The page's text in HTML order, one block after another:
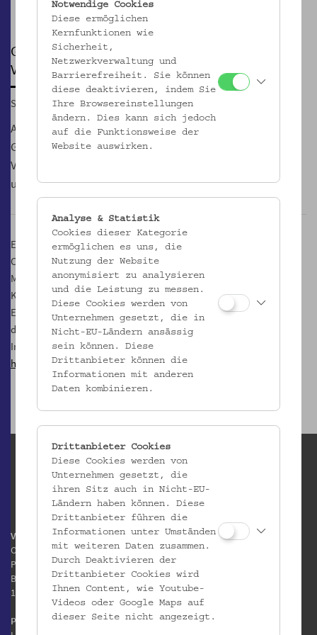
Pause
GUERRILLA BAKERY EROBERT
VOLKSKUNDEMUSEUM
So, 18.05.2014, 15:00
An diesem Sonntag werden die Kuchenpartisaninnen der
Guerrila Bakery den zauberhaften Garten des
Volkskundemuseums mit ihren Köstlichkeiten okkupieren
und eine Genussrevolution stattfinden lassen.
Es gibt feine Cheesecakes, Cupcakes, Cocoloco, Devils, Chocolate
Cupcakes, Rhabarber Basier Cupcakes und und und. Dazu gibt es
Musik jenseits der Konservendose und wer will kann mit unserer
Kulturvermittlung in der Schausammlung des Museums in
Ernährungswelten abtauchen, die noch nichts von all dem Unbill
der hochtechnisierten Nahrungsmittelindustrie wussten.
Informationen
http://guerillabakery.at/
Volkskundemuseum Wien
Otto Wagner Areal
Pavillon 1
Baumgartner Höhe 1
1140 Wien
Postanschrift:
Notwendige Cookies
Diese ermöglichen
Kernfunktionen wie
Sicherheit,
Netzwerkverwaltung und
Barrierefreiheit. Sie können
diese deaktivieren, indem Sie
Ihre Browsereinstellungen
ändern. Dies kann sich jedoch
auf die Funktionsweise der
Website auswirken.
Analyse & Statistik
Cookies dieser Kategorie
ermöglichen es uns, die
Nutzung der Website
anonymisiert zu analysieren
und die Leistung zu messen.
Diese Cookies werden von
Unternehmen gesetzt, die in
Nicht-EU-Ländern ansässig
sein können. Diese
Drittanbieter können die
Informationen mit anderen
Daten kombinieren.
Drittanbieter Cookies
Diese Cookies werden von
Unternehmen gesetzt, die
ihren Sitz auch in Nicht-EU-
Ländern haben können. Diese
Drittanbieter führen die
Informationen unter Umständen
mit weiteren Daten zusammen.
Durch Deaktivieren der
Drittanbieter Cookies wird
Ihnen Content, wie Youtube-
Videos oder Google Maps auf
dieser Seite nicht angezeigt.